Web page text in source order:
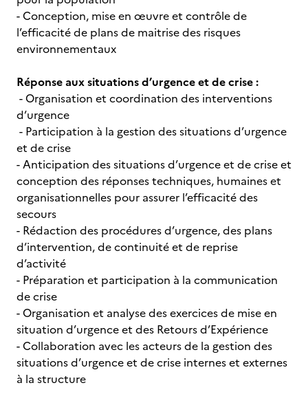
- Conception, mise en œuvre et contrôle de
l’efficacité de plans de maitrise des risques
environnementaux
Réponse aux situations d’urgence et de crise :
- Organisation et coordination des interventions
d’urgence
- Participation à la gestion des situations d’urgence
et de crise
- Anticipation des situations d’urgence et de crise et
conception des réponses techniques, humaines et
organisationnelles pour assurer l’efficacité des
secours
- Rédaction des procédures d’urgence, des plans
d’intervention, de continuité et de reprise
d’activité
- Préparation et participation à la communication
de crise
- Organisation et analyse des exercices de mise en
situation d’urgence et des Retours d’Expérience
- Collaboration avec les acteurs de la gestion des
situations d’urgence et de crise internes et externes
à la structure